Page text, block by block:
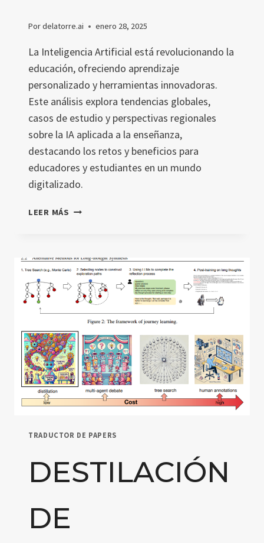
Pordelatorre.ai enero 28, 2025
La Inteligencia Artificial está revolucionando la
educación, ofreciendo aprendizaje
personalizado y herramientas innovadoras.
Este análisis explora tendencias globales,
casos de estudio y perspectivas regionales
sobre la IA aplicada a la enseñanza,
destacando los retos y beneficios para
educadores y estudiantes en un mundo
digitalizado.
LEER MÁS AVANCES
INTEGRACIÓN
DE
LA
IA
LA
EDUCACIÓN
A
2024:
UN
ANÁLISIS
TRADUCTOR DE PAPERS
DESTILACIÓN
DE